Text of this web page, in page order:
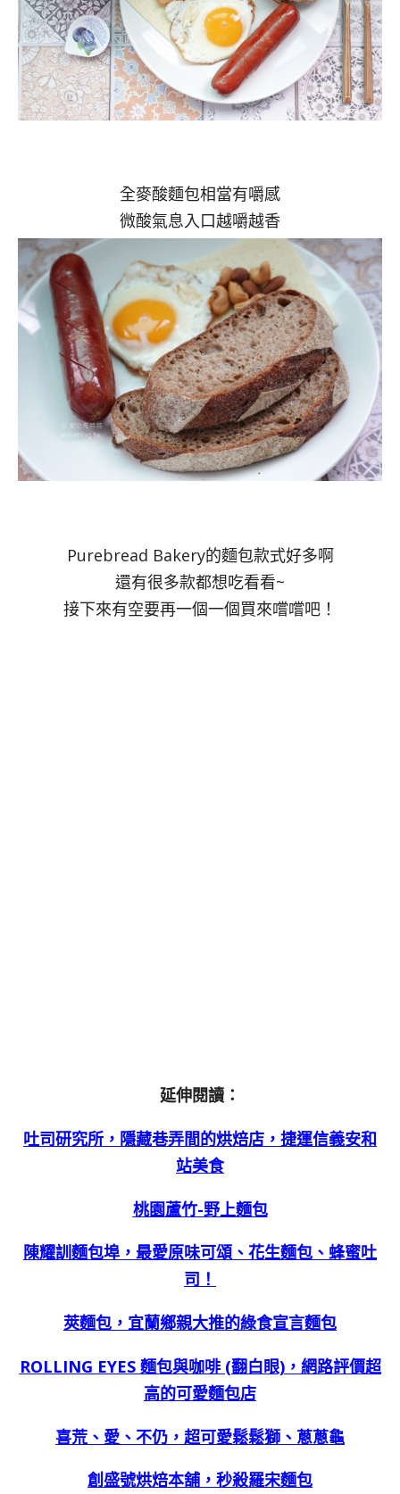
全麥酸麵包相當有嚼感
微酸氣息入口越嚼越香
Purebread Bakery的麵包款式好多啊
還有很多款都想吃看看~
接下來有空要再一個一個買來嚐嚐吧！
延伸閱讀：
吐司研究所，隱藏巷弄間的烘焙店，捷運信義安和
站美食
桃園蘆竹-野上麵包
陳耀訓麵包埠，最愛原味可頌、花生麵包、蜂蜜吐
司！
莢麵包，宜蘭鄉親大推的綠食宣言麵包
ROLLING EYES 麵包與咖啡 (翻白眼)，網路評價超
高的可愛麵包店
喜荒、愛、不仍，超可愛鬆鬆獅、蔥蔥龜
創盛號烘焙本舖，秒殺羅宋麵包